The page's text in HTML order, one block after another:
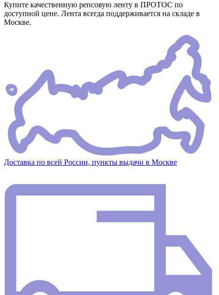
Купите качественную репсовую ленту в ПРОТОС по
доступной цене. Лента всегда поддерживается на складе в
Москве.
Доставка по всей России, пункты выдачи в Москве